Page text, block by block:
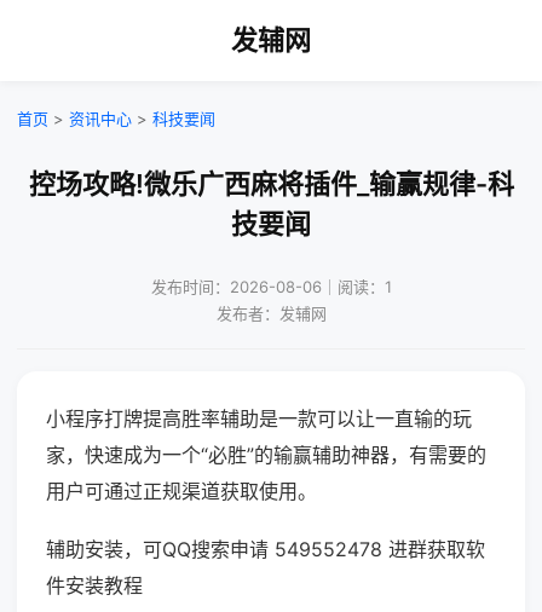
发辅网
首页 > 资讯中心 > 科技要闻
控场攻略!微乐广西麻将插件_输赢规律-科
技要闻
发布时间：2026-08-06｜阅读：1
发布者：发辅网
小程序打牌提高胜率辅助是一款可以让一直输的玩
家，快速成为一个“必胜”的输赢辅助神器，有需要的
用户可通过正规渠道获取使用。
辅助安装，可QQ搜索申请 549552478 进群获取软
件安装教程